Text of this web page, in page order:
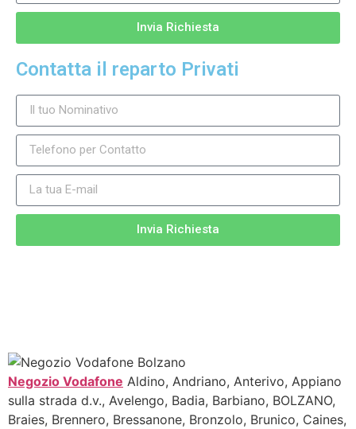
Invia Richiesta
Contatta il reparto Privati
Invia Richiesta
Negozio Vodafone Aldino, Andriano, Anterivo, Appiano
sulla strada d.v., Avelengo, Badia, Barbiano, BOLZANO,
Braies, Brennero, Bressanone, Bronzolo, Brunico, Caines,